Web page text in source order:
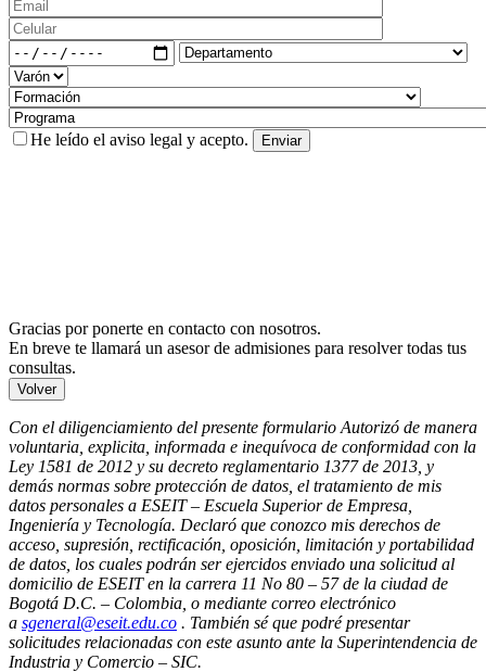
He leído el aviso legal y acepto.
Gracias por ponerte en contacto con nosotros.
En breve te llamará un asesor de admisiones para resolver todas tus
consultas.
Volver
Con el diligenciamiento del presente formulario Autorizó de manera
voluntaria, explicita, informada e inequívoca de conformidad con la
Ley 1581 de 2012 y su decreto reglamentario 1377 de 2013, y
demás normas sobre protección de datos, el tratamiento de mis
datos personales a ESEIT – Escuela Superior de Empresa,
Ingeniería y Tecnología. Declaró que conozco mis derechos de
acceso, supresión, rectificación, oposición, limitación y portabilidad
de datos, los cuales podrán ser ejercidos enviado una solicitud al
domicilio de ESEIT en la carrera 11 No 80 – 57 de la ciudad de
Bogotá D.C. – Colombia, o mediante correo electrónico
a sgeneral@eseit.edu.co . También sé que podré presentar
solicitudes relacionadas con este asunto ante la Superintendencia de
Industria y Comercio – SIC.